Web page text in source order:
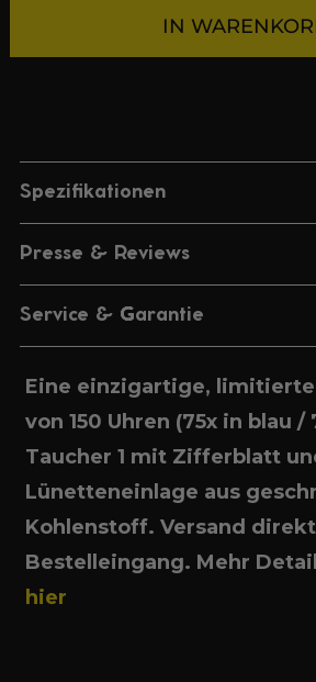
IN
Spezifikationen
Presse & Reviews
Service & Garantie
Eine einzigartige,
von 150 Uhren (75x in blau /
Taucher 1 mit Zifferblatt
Lünetteneinlage aus
Kohlenstoff. Versand
Bestelleingang. Mehr
hier